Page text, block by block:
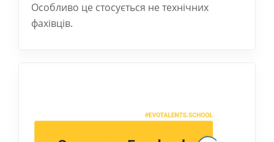
Особливо це стосується не технічних
фахівців.